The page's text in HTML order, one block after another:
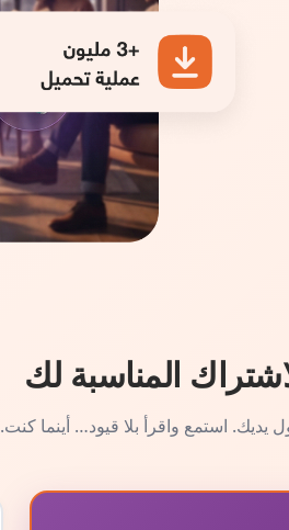
المناسبة لك
استمع واقرأ بلا قيود… أينما كنت.